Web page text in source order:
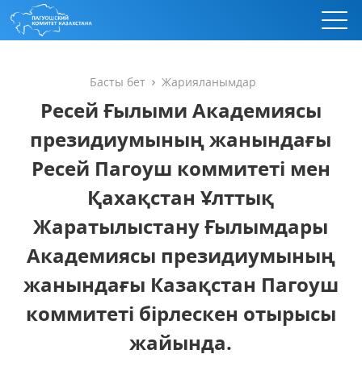
Басты бет Жарияланымдар
Ресей Ғылыми Академиясы
президиумының жанындағы
Ресей Пагоуш коммитеті мен
Қахақстан Ұлттық
Жаратылыстану Ғылымдары
Академиясы президиумының
жанындағы Казақстан Пагоуш
коммитеті бірлескен отырысы
жайында.